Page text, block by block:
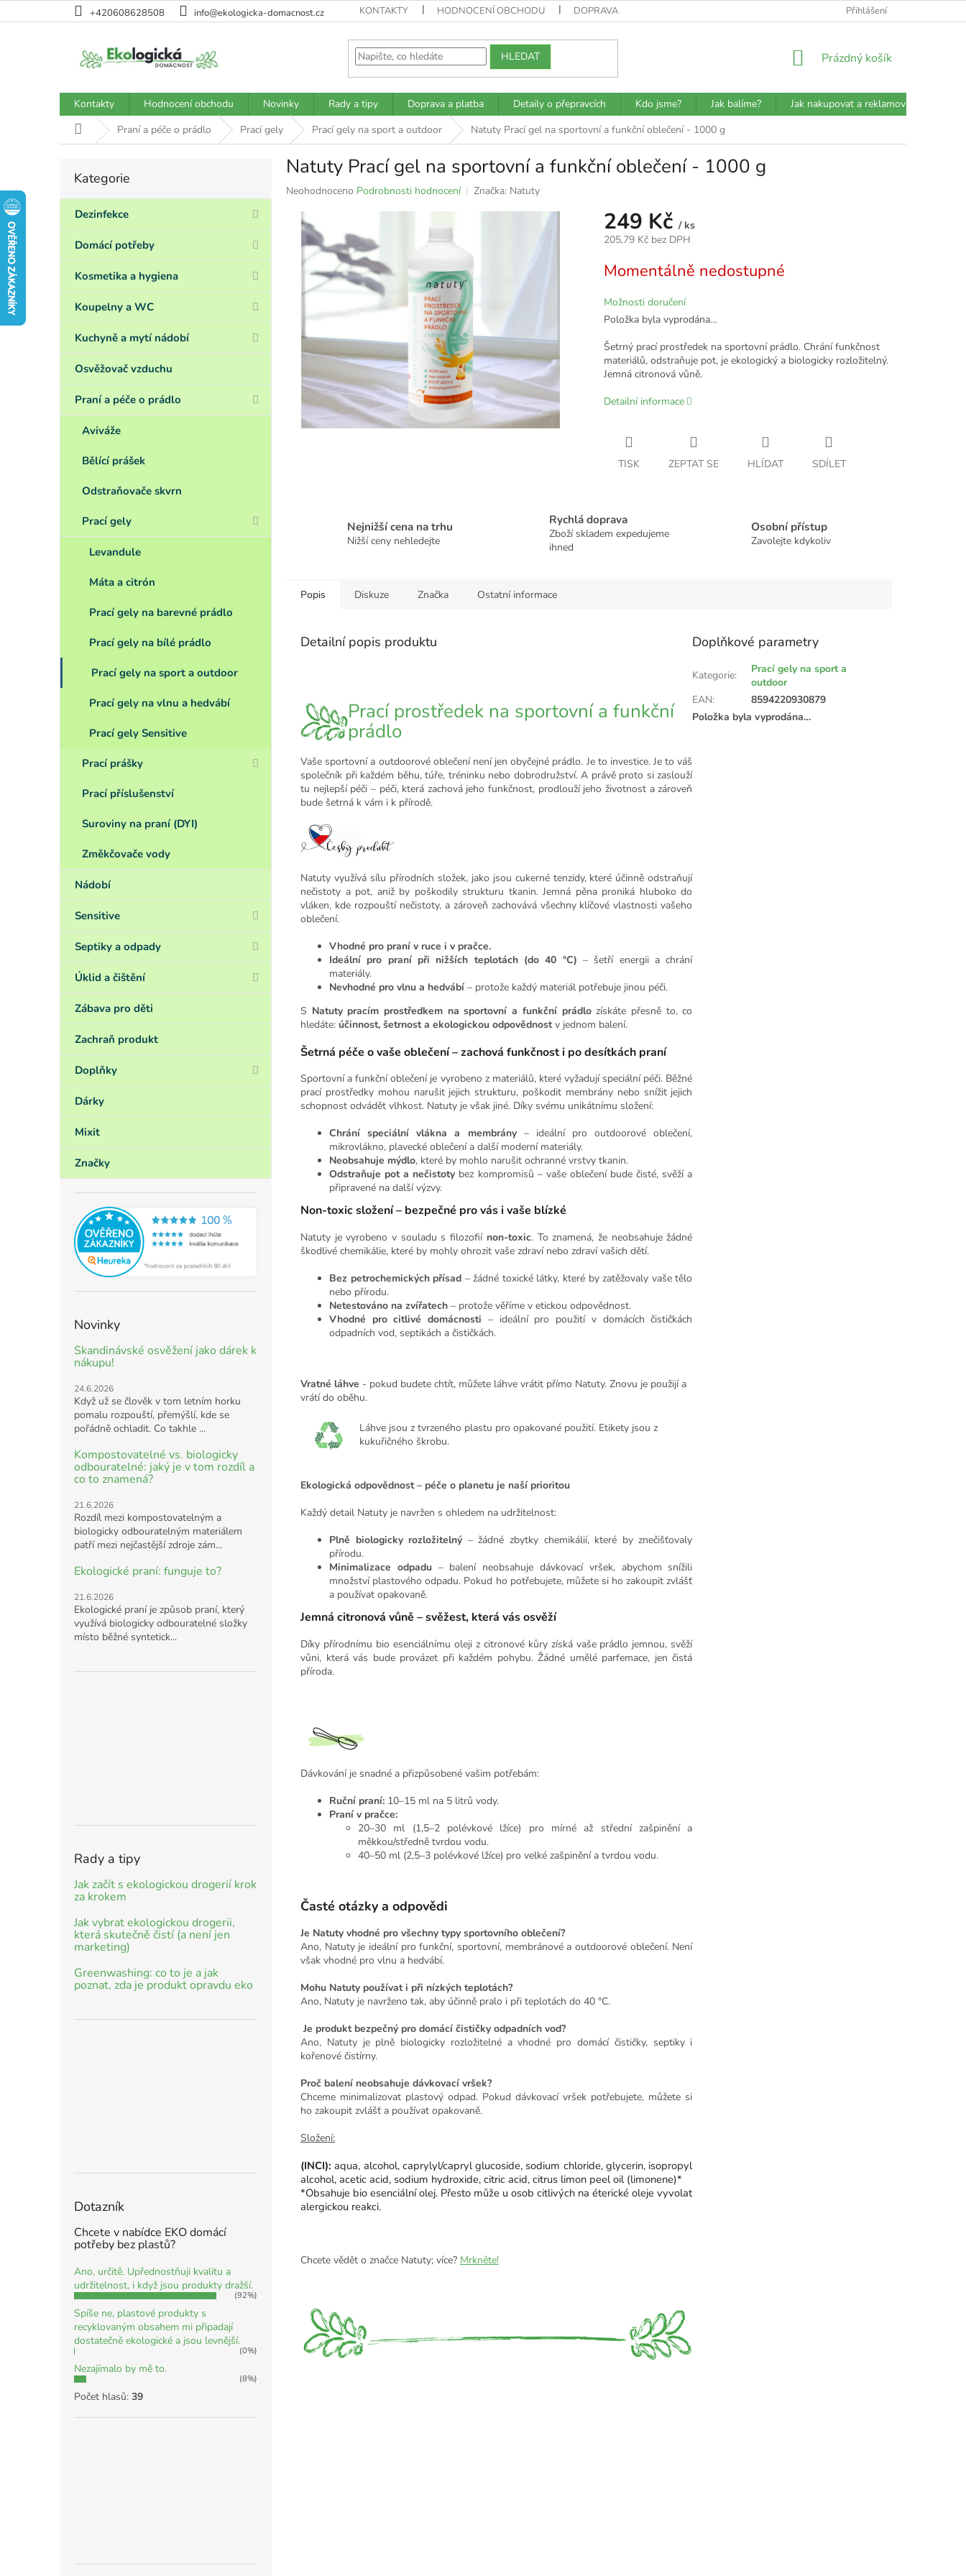
na
+420608628508 info@ekologicka-domacnost.cz KONTAKTY HODNOCENÍ OBCHODU DOPRAVA A PLATBA JAK BALÍME?
Přihlášení
HLEDAT
NÁKUPNÍ
Prázdný košík
Kontakty Hodnocení obchodu Novinky Rady a tipy Doprava a platba Detaily o přepravcích Kdo jsme? Jak balíme? Jak nakupovat a reklamovat?
Domů Praní a péče o prádlo Prací gely Prací gely na sport a outdoor Natuty Prací gel na sportovní a funkční oblečení - 1000 g
s
r
n
í
a
e
Přeskočit
Kategorie
Dezinfekce
Domácí potřeby
Kosmetika a hygiena
Koupelny a WC
Kuchyně a mytí nádobí
Osvěžovač vzduchu
Praní a péče o prádlo
Aviváže
Bělící prášek
Odstraňovače skvrn
Prací gely
Levandule
Máta a citrón
Prací gely na barevné prádlo
Prací gely na bílé prádlo
Prací gely na sport a outdoor
Prací gely na vlnu a hedvábí
Prací gely Sensitive
Prací prášky
Prací příslušenství
Suroviny na praní (DYI)
Změkčovače vody
Nádobí
Sensitive
Septiky a odpady
Úklid a čištění
Zábava pro děti
Zachraň produkt
Doplňky
Dárky
Mixit
Značky
Novinky
Skandinávské osvěžení jako dárek k
nákupu!
24.6.2026
Když už se člověk v tom letním horku
pomalu rozpouští, přemýšlí, kde se
pořádně ochladit. Co takhle ...
Kompostovatelné vs. biologicky
odbouratelné: jaký je v tom rozdíl a
co to znamená?
21.6.2026
Rozdíl mezi kompostovatelným a
biologicky odbouratelným materiálem
patří mezi nejčastější zdroje zám...
Ekologické praní: funguje to?
21.6.2026
Ekologické praní je způsob praní, který
využívá biologicky odbouratelné složky
místo běžné syntetick...
Rady a tipy
Jak začít s ekologickou drogerií krok
za krokem
Jak vybrat ekologickou drogerii,
která skutečně čistí (a není jen
marketing)
Greenwashing: co to je a jak
poznat, zda je produkt opravdu eko
Dotazník
Chcete v nabídce EKO domácí
potřeby bez plastů?
Ano, určitě. Upřednostňuji kvalitu a
udržitelnost, i když jsou produkty dražší.
(92%)
Spíše ne, plastové produkty s
recyklovaným obsahem mi připadají
dostatečně ekologické a jsou levnější.
(0%)
Nezajímalo by mě to.
(8%)
Počet hlasů: 39
Natuty Prací gel na sportovní a funkční oblečení - 1000 g
Průměrné
produktu
hvězdiček.
Neohodnoceno Podrobnosti hodnocení Značka: Natuty
249 Kč / ks
205,79 Kč bez DPH
cena:
Momentálně nedostupné
Možnosti doručení
Položka byla vyprodána…
Šetrný prací prostředek na sportovní prádlo. Chrání funkčnost
materiálů, odstraňuje pot, je ekologický a biologicky rozložitelný.
Jemná citronová vůně.
Detailní informace
TISK ZEPTAT SE HLÍDAT SDÍLET
Nejnižší cena na trhu
Nižší ceny nehledejte
Rychlá doprava
Zboží skladem expedujeme
ihned
Osobní přístup
Zavolejte kdykoliv
Popis Diskuze Značka Ostatní informace
Detailní popis produktu
Prací prostředek na sportovní a funkční
prádlo
Vaše sportovní a outdoorové oblečení není jen obyčejné prádlo. Je to investice. Je to váš
společník při každém běhu, túře, tréninku nebo dobrodružství. A právě proto si zaslouží
tu nejlepší péči – péči, která zachová jeho funkčnost, prodlouží jeho životnost a zároveň
bude šetrná k vám i k přírodě.
Natuty využívá sílu přírodních složek, jako jsou cukerné tenzidy, které účinně odstraňují
nečistoty a pot, aniž by poškodily strukturu tkanin. Jemná pěna proniká hluboko do
vláken, kde rozpouští nečistoty, a zároveň zachovává všechny klíčové vlastnosti vašeho
oblečení.
Vhodné pro praní v ruce i v pračce.
Ideální pro praní při nižších teplotách (do 40 °C) – šetří energii a chrání
materiály.
Nevhodné pro vlnu a hedvábí – protože každý materiál potřebuje jinou péči.
S Natuty pracím prostředkem na sportovní a funkční prádlozískáte přesně to, co
hledáte: účinnost, šetrnost a ekologickou odpovědnostv jednom balení.
Šetrná péče o vaše oblečení – zachová funkčnost i po desítkách praní
Sportovní a funkční oblečení je vyrobeno z materiálů, které vyžadují speciální péči. Běžné
prací prostředky mohou narušit jejich strukturu, poškodit membrány nebo snížit jejich
schopnost odvádět vlhkost. Natuty je však jiné. Díky svému unikátnímu složení:
Chrání speciální vlákna a membrány– ideální pro outdoorové oblečení,
mikrovlákno, plavecké oblečení a další moderní materiály.
Neobsahuje mýdlo, které by mohlo narušit ochranné vrstvy tkanin.
Odstraňuje pot a nečistoty bez kompromisů – vaše oblečení bude čisté, svěží a
připravené na další výzvy.
Non-toxic složení – bezpečné pro vás i vaše blízké
Natuty je vyrobeno v souladu s filozofií non-toxic. To znamená, že neobsahuje žádné
škodlivé chemikálie, které by mohly ohrozit vaše zdraví nebo zdraví vašich dětí.
Bez petrochemických přísad – žádné toxické látky, které by zatěžovaly vaše tělo
nebo přírodu.
Netestováno na zvířatech – protože věříme v etickou odpovědnost.
Vhodné pro citlivé domácnosti – ideální pro použití v domácích čističkách
odpadních vod, septikách a čističkách.
Vratné láhve - pokud budete chtít, můžete láhve vrátit přímo Natuty. Znovu je použijí a
vrátí do oběhu.
Láhve jsou z tvrzeného plastu pro opakované použití. Etikety jsou z
kukuřičného škrobu.
Ekologická odpovědnost – péče o planetu je naší prioritou
Každý detail Natuty je navržen s ohledem na udržitelnost:
Plně biologicky rozložitelný – žádné zbytky chemikálií, které by znečišťovaly
přírodu.
Minimalizace odpadu– balení neobsahuje dávkovací vršek, abychom snížili
množství plastového odpadu. Pokud ho potřebujete, můžete si ho zakoupit zvlášť
a používat opakovaně.
Jemná citronová vůně – svěžest, která vás osvěží
Díky přírodnímu bio esenciálnímu oleji z citronové kůry získá vaše prádlo jemnou, svěží
vůni, která vás bude provázet při každém pohybu. Žádné umělé parfemace, jen čistá
příroda.
Dávkování je snadné a přizpůsobené vašim potřebám:
Ruční praní: 10–15 ml na 5 litrů vody.
Praní v pračce:
20–30 ml (1,5–2 polévkové lžíce) pro mírné až střední zašpinění a
měkkou/středně tvrdou vodu.
40–50 ml (2,5–3 polévkové lžíce) pro velké zašpinění a tvrdou vodu.
Časté otázky a odpovědi
Je Natuty vhodné pro všechny typy sportovního oblečení?
Ano, Natuty je ideální pro funkční, sportovní, membránové a outdoorové oblečení. Není
však vhodné pro vlnu a hedvábí.
Mohu Natuty používat i při nízkých teplotách?
Ano, Natuty je navrženo tak, aby účinně pralo i při teplotách do 40 °C.
Je produkt bezpečný pro domácí čističky odpadních vod?
Ano, Natuty je plně biologicky rozložitelné a vhodné pro domácí čističky, septiky i
kořenové čistírny.
Proč balení neobsahuje dávkovací vršek?
Chceme minimalizovat plastový odpad. Pokud dávkovací vršek potřebujete, můžete si
ho zakoupit zvlášť a používat opakovaně.
Složení:
(INCI):aqua, alcohol, caprylyl/capryl glucoside, sodium chloride, glycerin, isopropyl
alcohol, acetic acid, sodium hydroxide, citric acid, citrus limon peel oil (limonene)*
*Obsahuje bio esenciální olej. Přesto může u osob citlivých na éterické oleje vyvolat
alergickou reakci.
Chcete vědět o značce Natuty; více? Mrkněte!
Doplňkové parametry
Kategorie:
Prací gely na sport a
outdoor
EAN:
8594220930879
Položka byla vyprodána…